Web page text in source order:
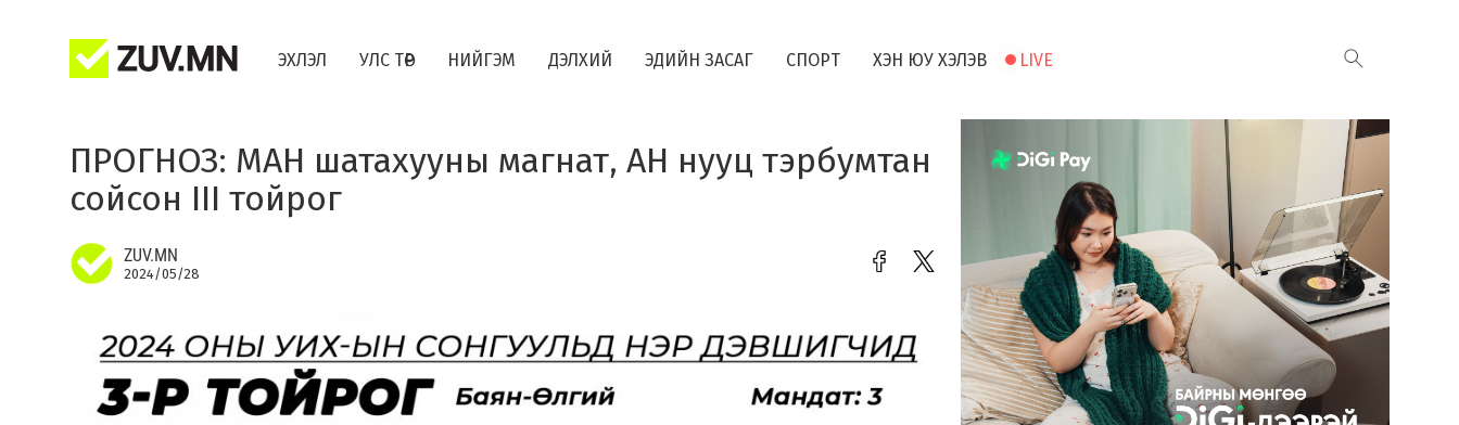
ЭХЛЭЛ УЛС ТӨР НИЙГЭМ ДЭЛХИЙ ЭДИЙН ЗАСАГ СПОРТ ХЭН ЮУ ХЭЛЭВ LIVE
ПРОГНОЗ: МАН шатахууны магнат, АН нууц тэрбумтан
сойсон III тойрог
ZUV.MN
2024/05/28